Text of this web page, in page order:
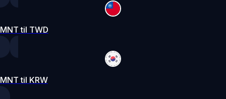
MNT til TWD
MNT til KRW